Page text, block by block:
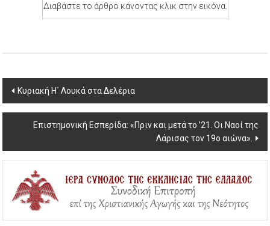
Διαβάστε το άρθρο κάνοντας κλικ στην εικόνα.
Post
navigation
Κυριακή Η΄ Λουκά στα Δελέρια
Επιστημονική Εσπερίδα:‭ «Πριν και μετά το ’21. Οι Ναοί της
Λάρισας τον 19ο αιώνα»‬.